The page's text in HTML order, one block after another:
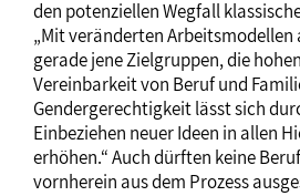
den potenziellen Wegfall
„Mit veränderten Arbeitsmodellen
gerade jene Zielgruppen, die
Vereinbarkeit von Beruf und
Gendergerechtigkeit lässt sich
Einbeziehen neuer Ideen in allen
erhöhen.“ Auch dürften keine
vornherein aus dem Prozess